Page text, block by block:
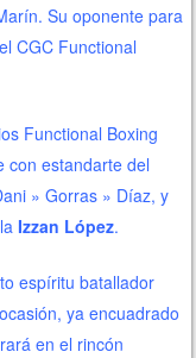
Su oponente para
CGC Functional
Functional Boxing
con estandarte del
» Gorras » Díaz, y
Izzan López.
espíritu batallador
ya encuadrado
en el rincón